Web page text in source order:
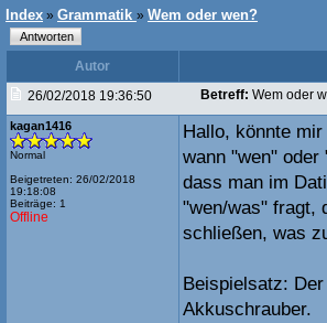
Index » Grammatik » Wem oder wen?
Autor
26/02/2018 19:36:50
Betreff: Wem oder
kagan1416
Normal
Beigetreten: 26/02/2018
19:18:08
Beiträge: 1
Offline
Hallo, könnte
wann "wen"
dass man im
"wen/was" fragt,
schließen, was
Beispielsatz:
Akkuschrauber.